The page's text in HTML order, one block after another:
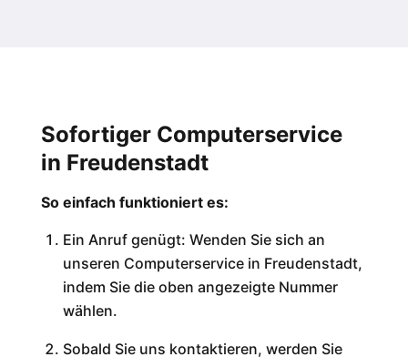
Sofortiger Computerservice
in Freudenstadt
So einfach funktioniert es:
Ein Anruf genügt: Wenden Sie sich an
unseren Computerservice in Freudenstadt,
indem Sie die oben angezeigte Nummer
wählen.
Sobald Sie uns kontaktieren, werden Sie